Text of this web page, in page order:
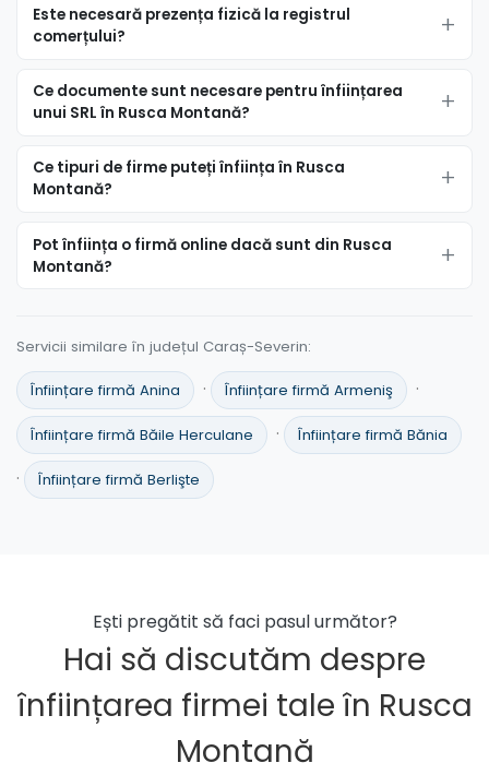
Este necesară prezența fizică la registrul
comerțului?
Ce documente sunt necesare pentru înființarea
unui SRL în Rusca Montană?
Ce tipuri de firme puteți înființa în Rusca
Montană?
Pot înființa o firmă online dacă sunt din Rusca
Montană?
Servicii similare în județul Caraș-Severin:
Înființare firmă Anina · Înființare firmă Armeniş ·
Înființare firmă Băile Herculane · Înființare firmă Bănia
· Înființare firmă Berlişte
Ești pregătit să faci pasul următor?
Hai să discutăm despre
înființarea firmei tale în Rusca
Montană